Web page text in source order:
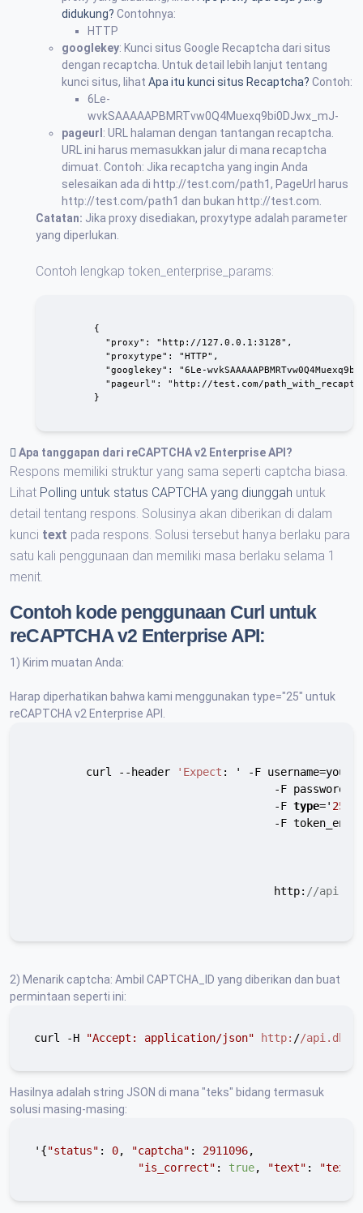
didukung? Contohnya:
HTTP
googlekey: Kunci situs Google Recaptcha dari situs
dengan recaptcha. Untuk detail lebih lanjut tentang
kunci situs, lihat Apa itu kunci situs Recaptcha? Contoh:
6Le-
wvkSAAAAAPBMRTvw0Q4Muexq9bi0DJwx_mJ-
pageurl : URL halaman dengan tantangan recaptcha.
URL ini harus memasukkan jalur di mana recaptcha
dimuat. Contoh: Jika recaptcha yang ingin Anda
selesaikan ada di http://test.com/path1, PageUrl harus
http://test.com/path1 dan bukan http://test.com.
Catatan: Jika proxy disediakan, proxytype adalah parameter
yang diperlukan.
Contoh lengkap token_enterprise_params:
        {
          "proxy": "http://127.0.0.1:3128",
          "proxytype": "HTTP",
"googlekey": "6Le-
"pageurl": "http://test.com/
        }
Apa tanggapan dari reCAPTCHA v2 Enterprise API ?
Respons memiliki struktur yang sama seperti captcha biasa.
Lihat Polling untuk status CAPTCHA yang diunggah untuk
detail tentang respons. Solusinya akan diberikan di dalam
kunci text pada respons. Solusi tersebut hanya berlaku para
satu kali penggunaan dan memiliki masa berlaku selama 1
menit.
Contoh kode penggunaan Curl untuk
reCAPTCHA v2 Enterprise API:
1) Kirim muatan Anda:
Harap diperhatikan bahwa kami menggunakan type="25" untuk
reCAPTCHA v2 Enterprise API.
        curl --header
'Expect : ' -F
-F
                                     -F
type=' 25
-F
                                     http:
//
2) Menarik captcha: Ambil CAPTCHA_ID yang diberikan dan buat
permintaan seperti ini:
curl -H "Accept: application/json" http: //
Hasilnya adalah string JSON di mana "teks" bidang termasuk
solusi masing-masing:
'{"status" : 0, "captcha" : 2911096,
"is_correct" : true, "text" :